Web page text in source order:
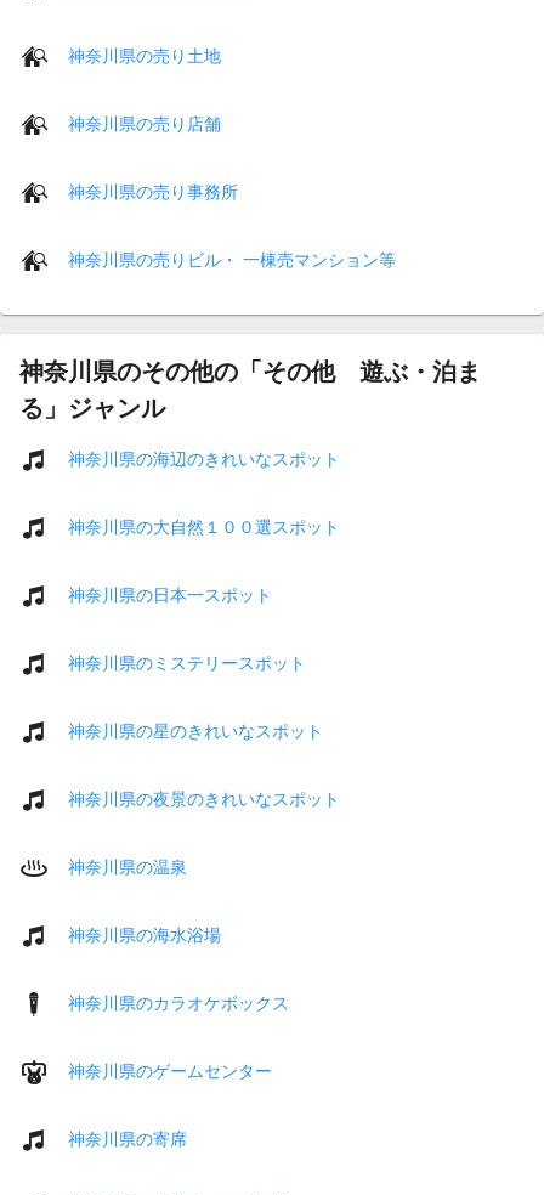
神奈川県の売り土地
神奈川県の売り店舗
神奈川県の売り事務所
神奈川県の売りビル・ 一棟売マンション等
神奈川県のその他の「その他 遊ぶ・泊ま
る」ジャンル
神奈川県の海辺のきれいなスポット
神奈川県の大自然１００選スポット
神奈川県の日本一スポット
神奈川県のミステリースポット
神奈川県の星のきれいなスポット
神奈川県の夜景のきれいなスポット
神奈川県の温泉
神奈川県の海水浴場
神奈川県のカラオケボックス
神奈川県のゲームセンター
神奈川県の寄席